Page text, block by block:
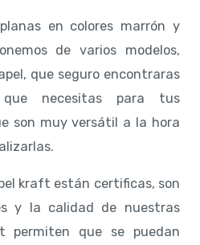
en colores marrón y
de varios modelos,
que seguro encontraras
necesitas para tus
son muy versátil a la hora
kraft están certificas, son
y la calidad de nuestras
permiten que se puedan